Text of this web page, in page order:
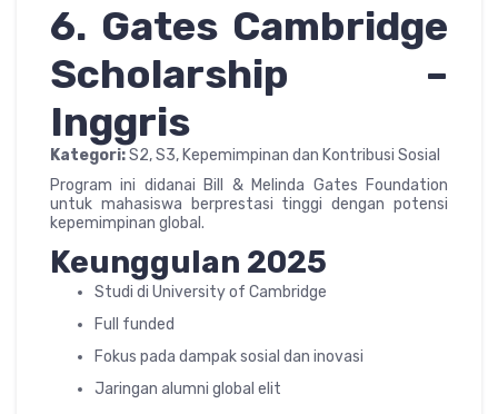
6. Gates Cambridge
Scholarship –
Inggris
Kategori:S2, S3, Kepemimpinan dan Kontribusi Sosial
Program ini didanai Bill & Melinda Gates Foundation
untuk mahasiswa berprestasi tinggi dengan potensi
kepemimpinan global.
Keunggulan 2025
Studi di University of Cambridge
Full funded
Fokus pada dampak sosial dan inovasi
Jaringan alumni global elit